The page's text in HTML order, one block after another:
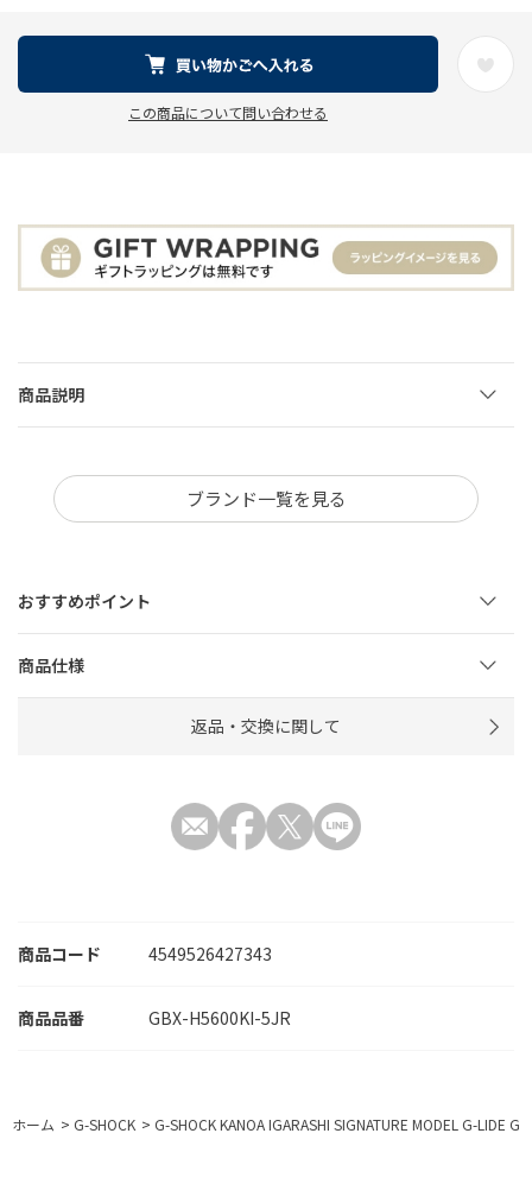
商品コード 4549526427343
GBX-H5600KI-5JR
この商品について問い合わせる
商品説明
ブランド一覧を見る
おすすめポイント
商品仕様
返品・交換に関して
ホーム > G-SHOCK > G-SHOCK KANOA IGARASHI SIGNATURE MODEL G-LIDE